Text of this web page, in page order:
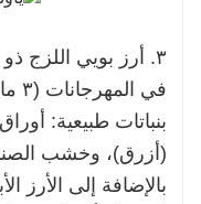
٣. أرز بويي اللزج
بنباتات طبيعية:
(أزرق)، وخشب
بالإضافة إلى الأرز